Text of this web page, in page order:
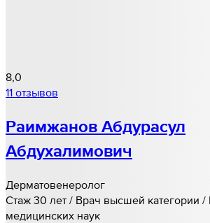
8,0
11 отзывов
Раимжанов Абдурасул
Абдухалимович
Дерматовенеролог
Стаж 30 лет / Врач высшей категории /
медицинских наук